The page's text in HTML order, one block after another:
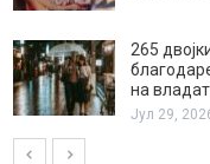
265
на
Јул 29,